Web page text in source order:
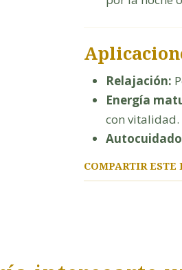
Relajación:
Energía
con vitalidad.
COMPARTIR ESTE